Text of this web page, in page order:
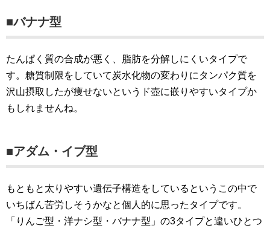
■バナナ型
たんぱく質の合成が悪く、脂肪を分解しにくいタイプで
す。糖質制限をしていて炭水化物の変わりにタンパク質を
沢山摂取したが痩せないというド壺に嵌りやすいタイプか
もしれませんね。
■アダム・イブ型
もともと太りやすい遺伝子構造をしているというこの中で
いちばん苦労しそうかなと個人的に思ったタイプです。
「りんご型・洋ナシ型・バナナ型」の3タイプと違いひとつ